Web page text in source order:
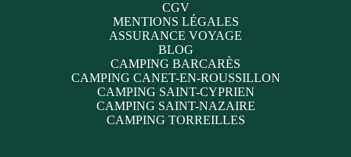
CGV
MENTIONS LÉGALES
ASSURANCE VOYAGE
BLOG
CAMPING BARCARÈS
CAMPING CANET-EN-ROUSSILLON
CAMPING SAINT-CYPRIEN
CAMPING SAINT-NAZAIRE
CAMPING TORREILLES